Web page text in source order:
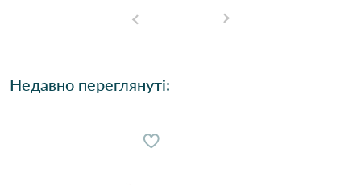
Недавно переглянуті: